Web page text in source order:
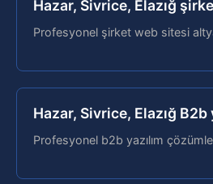
Hazar, Sivrice, Elazığ
Profesyonel şirket web sitesi
Hazar, Sivrice, Elazığ B2b
Profesyonel b2b yazılım